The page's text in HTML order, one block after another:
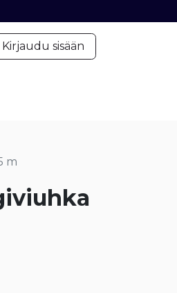
Kirjaudu sisään
m